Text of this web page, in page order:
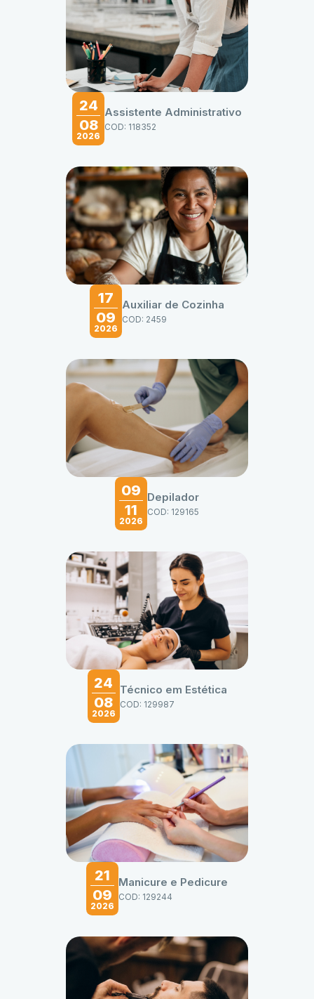
24
08
2026
Assistente Administrativo
COD: 118352
17
09
2026
Auxiliar de Cozinha
COD: 2459
09
11
2026
Depilador
COD: 129165
24
08
2026
Técnico em Estética
COD: 129987
21
09
2026
Manicure e Pedicure
COD: 129244